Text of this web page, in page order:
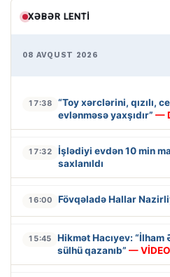
XƏBƏR LENTI
08 AVQUST 2026
17:38
“Toy xərclərini, qızılı,
evlənməsə yaxşıdır” —
17:32
İşlədiyi evdən 10 min
saxlanıldı
16:00 Fövqəladə Hallar
15:45
Hikmət Hacıyev:
sülhü qazanıb” — VİDEO